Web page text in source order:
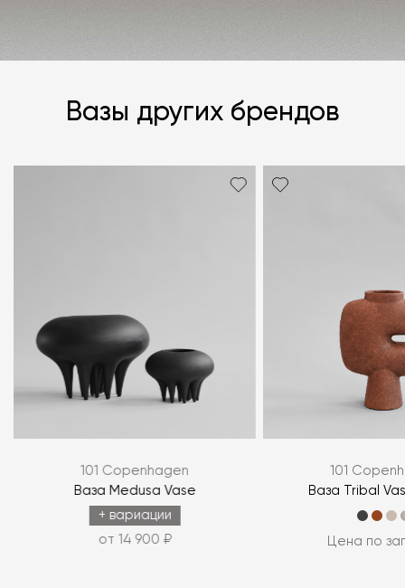
Я согласен сполитикой персональных данных
ЗАДАТЬ ВОПРОС
ЗАДАТЬ ВОПРОС
Вазы других брендов
101 Copenhagen
Ваза Medusa Vase
+ вариации
от 14 900 ₽
101
Ваза Tribal
Цена по